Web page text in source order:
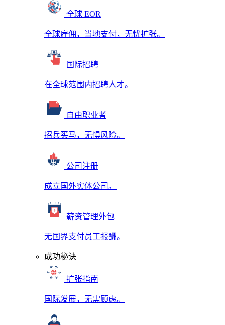
全球 EOR
全球雇佣，当地支付，无忧扩张。
国际招聘
在全球范围内招聘人才。
自由职业者
招兵买马，无惧风险。
公司注册
成立国外实体公司。
薪资管理外包
无国界支付员工报酬。
成功秘诀
扩张指南
国际发展，无需顾虑。